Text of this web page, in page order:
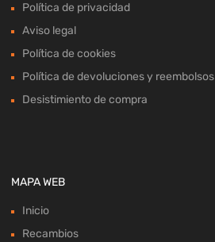
Política de privacidad
Aviso legal
Política de cookies
Política de devoluciones y reembolsos
Desistimiento de compra
MAPA WEB
Inicio
Recambios